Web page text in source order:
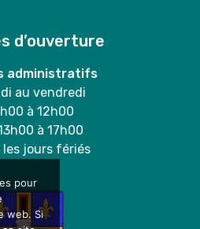
d’ouverture
administratifs
au vendredi
à 12h00
à 17h00
les jours fériés
pour
web. Si